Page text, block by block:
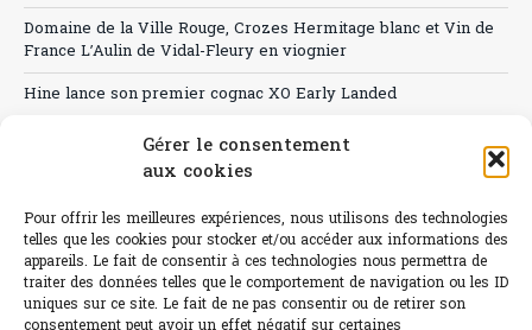
Gérer le consentement
aux cookies
Pour offrir les meilleures expériences, nous utilisons des technologies
telles que les cookies pour stocker et/ou accéder aux informations des
appareils. Le fait de consentir à ces technologies nous permettra de
traiter des données telles que le comportement de navigation ou les ID
uniques sur ce site. Le fait de ne pas consentir ou de retirer son
Domaine de la Ville Rouge, Crozes Hermitage blanc et Vin de
France L’Aulin de Vidal-Fleury en viognier
Hine lance son premier cognac XO Early Landed
Canicule : A quand le CHR à « l’heure espagnole » ?
Sélection de rosés 2026